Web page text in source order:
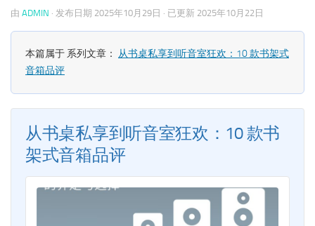
由 ADMIN · 发布日期 2025年10月29日 · 已更新 2025年10月22日
本篇属于 系列文章： 从书桌私享到听音室狂欢：10 款书架式
音箱品评
从书桌私享到听音室狂欢：10 款书
架式音箱品评